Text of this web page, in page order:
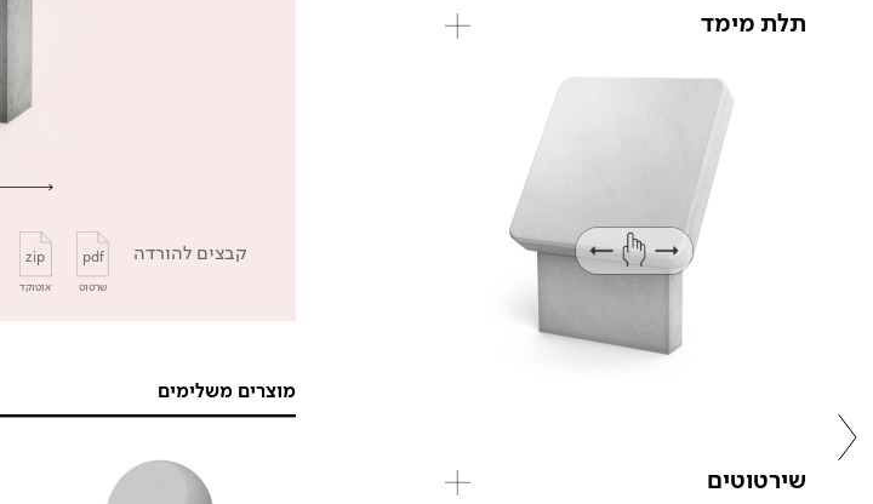
תלת מימד
שירטוטים
קבצים להורדה pdf
שרטוט
zip
אוטוקד
מוצרים משלימים